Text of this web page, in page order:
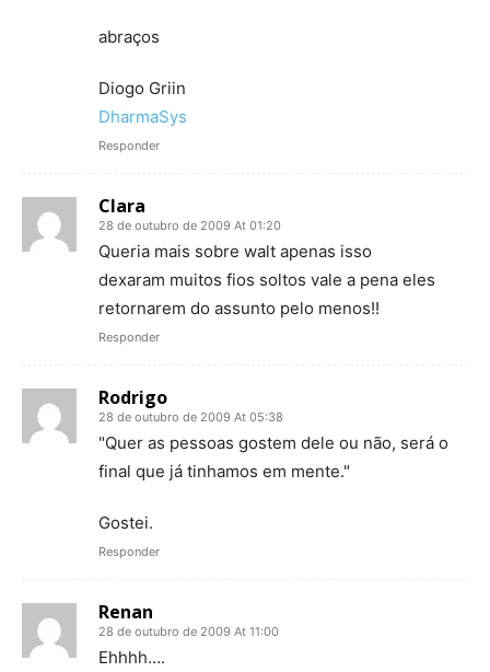
abraços
Diogo Griin
DharmaSys
Responder
Clara
28 de outubro de 2009 At 01:20
Queria mais sobre walt apenas isso
dexaram muitos fios soltos vale a pena eles
retornarem do assunto pelo menos!!
Responder
Rodrigo
28 de outubro de 2009 At 05:38
"Quer as pessoas gostem dele ou não, será o
final que já tinhamos em mente."
Gostei.
Responder
Renan
28 de outubro de 2009 At 11:00
Ehhhh….